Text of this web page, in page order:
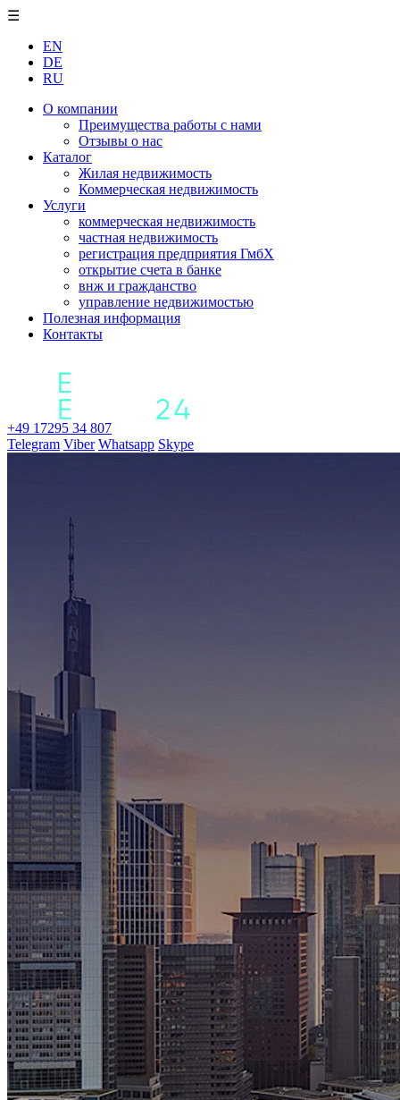
☰
EN
DE
RU
О компании
Преимущества работы с нами
Отзывы о нас
Каталог
Жилая недвижимость
Коммерческая недвижимость
Услуги
коммерческая недвижимость
частная недвижимость
регистрация предприятия ГмбХ
открытие счета в банке
внж и гражданство
управление недвижимостью
Полезная информация
Контакты
+49 17295 34 807
Telegram Viber Whatsapp Skype